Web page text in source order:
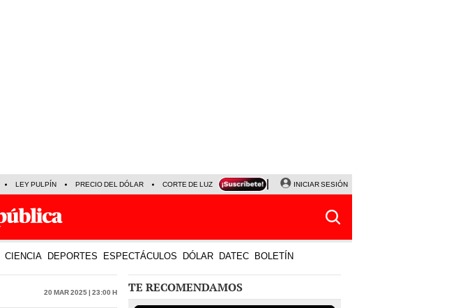
LEY PULPÍN PRECIO DEL DÓLAR CORTE DE LUZ VIERNES 7 DE AGOSTO ALBERTO BENAVIDES
INICIAR SESIÓN
CIENCIA DEPORTES ESPECTÁCULOS DÓLAR DATEC BOLETÍN
20 Mar 2025 | 23:00 h TE RECOMENDAMOS